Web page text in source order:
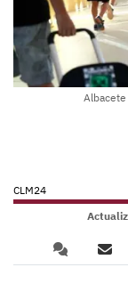
CLM24